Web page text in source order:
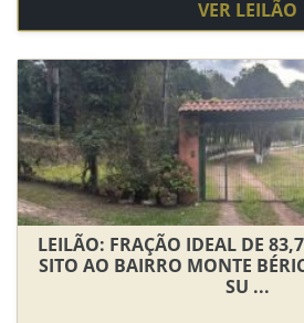
VER LEILÃO
LEILÃO: FRAÇÃO IDEAL DE
SITO AO BAIRRO MONTE
SU ...